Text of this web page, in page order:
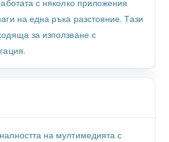
с няколко приложения
на една ръка разстояние. Тази
за използване с
на мултимедията с